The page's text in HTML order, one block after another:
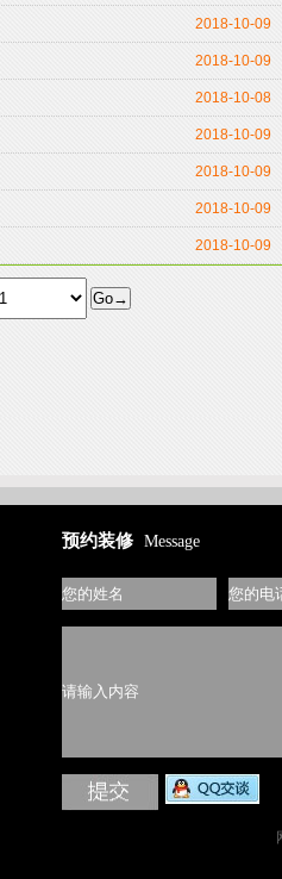
2018-10-09
2018-10-09
2018-10-08
2018-10-09
2018-10-09
2018-10-09
2018-10-09
预约装修 Message